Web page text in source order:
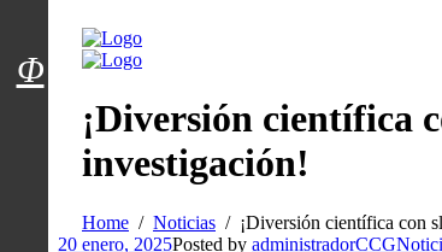
Menú usuarios
¡Diversión científica
investigación!
Home Noticias
¡Diversión científica con
20 enero, 2025Posted by administradorCCG
Φ